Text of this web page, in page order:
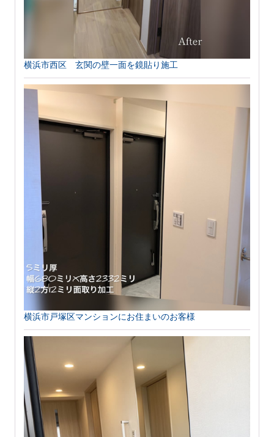
横浜市西区 玄関の壁一面を鏡貼り施工
横浜市戸塚区マンションにお住まいのお客様